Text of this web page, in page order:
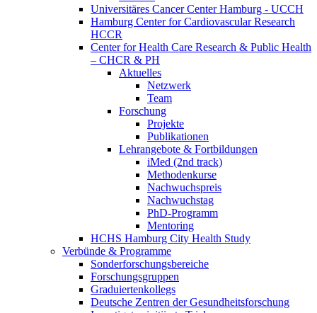
Universitäres Cancer Center Hamburg - UCCH
Hamburg Center for Cardiovascular Research
HCCR
Center for Health Care Research & Public Health
– CHCR & PH
Aktuelles
Netzwerk
Team
Forschung
Projekte
Publikationen
Lehrangebote & Fortbildungen
iMed (2nd track)
Methodenkurse
Nachwuchspreis
Nachwuchstag
PhD-Programm
Mentoring
HCHS Hamburg City Health Study
Verbünde & Programme
Sonderforschungsbereiche
Forschungsgruppen
Graduiertenkollegs
Deutsche Zentren der Gesundheitsforschung